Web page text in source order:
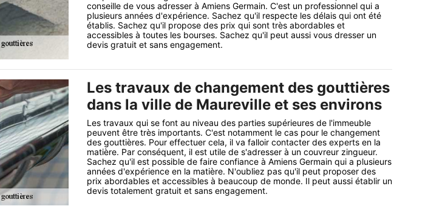
conseille de vous adresser à Amiens Germain. C'est un professionnel qui a
plusieurs années d'expérience. Sachez qu'il respecte les délais qui ont été
établis. Sachez qu'il propose des prix qui sont très abordables et
accessibles à toutes les bourses. Sachez qu'il peut aussi vous dresser un
devis gratuit et sans engagement.
Les travaux de changement des gouttières
dans la ville de Maureville et ses environs
Les travaux qui se font au niveau des parties supérieures de l'immeuble
peuvent être très importants. C'est notamment le cas pour le changement
des gouttières. Pour effectuer cela, il va falloir contacter des experts en la
matière. Par conséquent, il est utile de s'adresser à un couvreur zingueur.
Sachez qu'il est possible de faire confiance à Amiens Germain qui a plusieurs
années d'expérience en la matière. N'oubliez pas qu'il peut proposer des
prix abordables et accessibles à beaucoup de monde. Il peut aussi établir un
devis totalement gratuit et sans engagement.